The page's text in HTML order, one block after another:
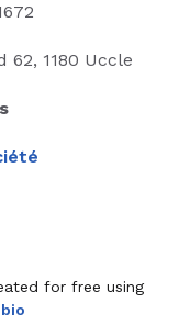
62, 1180 Uccle
for free using